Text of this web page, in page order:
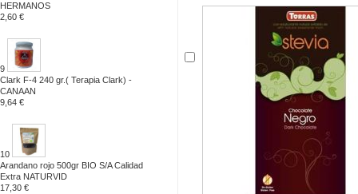
HERMANOS
2,60 €
9
Clark F-4 240 gr.( Terapia Clark) -
CANAAN
9,64 €
10
Arandano rojo 500gr BIO S/A Calidad
Extra NATURVID
17,30 €